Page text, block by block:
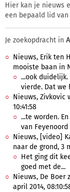
Hier kan je nieuws
een bepaald lid
Je zoekopdracht in
Nieuws, Erik ten
mooiste baan in
...ook duidelijk.
vierde. Dat we
Nieuws, Zivkovic
10:41:58
...te worden.
van Feyenoord
Nieuws, [video]
naar de grond, 3
Het ging dit
goed met de...
Nieuws, De
april 2014,